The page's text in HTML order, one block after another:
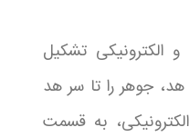
الکترونیکی تشکیل
جوهر را تا سر هد
به قسمت